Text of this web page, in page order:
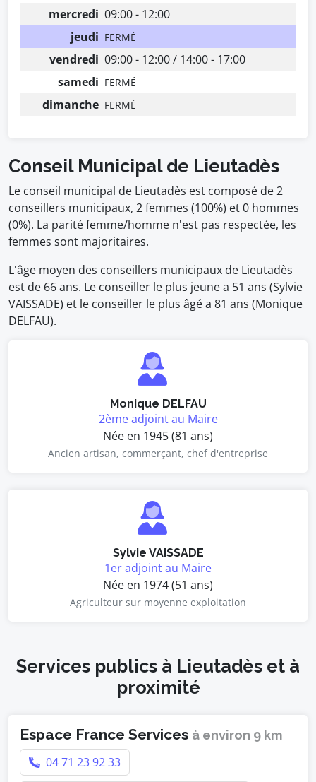
mercredi 09:00 - 12:00
jeudi FERMÉ
vendredi 09:00 - 12:00 / 14:00 - 17:00
samedi FERMÉ
dimanche FERMÉ
Conseil Municipal de Lieutadès
Le conseil municipal de Lieutadès est composé de 2
conseillers municipaux, 2 femmes (100%) et 0 hommes
(0%). La parité femme/homme n'est pas respectée, les
femmes sont majoritaires.
L'âge moyen des conseillers municipaux de Lieutadès
est de 66 ans. Le conseiller le plus jeune a 51 ans (Sylvie
VAISSADE) et le conseiller le plus âgé a 81 ans (Monique
DELFAU).
Monique DELFAU
2ème adjoint au Maire
Née en 1945 (81 ans)
Ancien artisan, commerçant, chef d'entreprise
Sylvie VAISSADE
1er adjoint au Maire
Née en 1974 (51 ans)
Agriculteur sur moyenne exploitation
Services publics à Lieutadès et à
proximité
Espace France Services à environ 9 km
04 71 23 92 33